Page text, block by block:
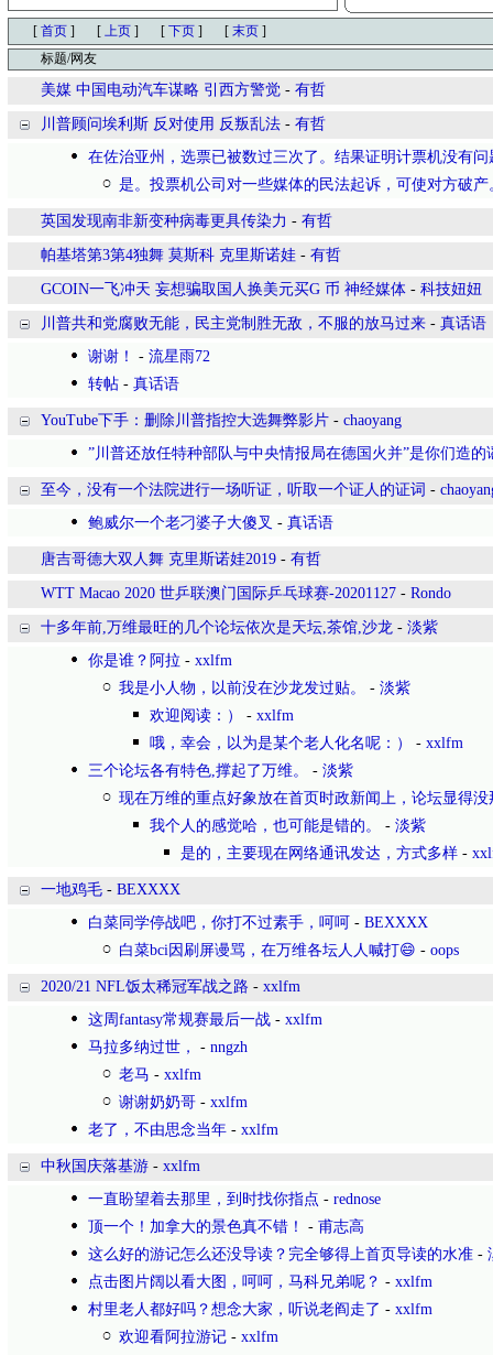
[ 首页 ] [ 上页 ] [ 下页 ] [ 末页 ]
标题/网友
美媒 中国电动汽车谋略 引西方警觉 - 有哲
川普顾问埃利斯 反对使用 反叛乱法 - 有哲
在佐治亚州，选票已被数过三次了。结果证明计票机没有问
是。投票机公司对一些媒体的民法起诉，可使对方破产
英国发现南非新变种病毒更具传染力 - 有哲
帕基塔第3第4独舞 莫斯科 克里斯诺娃 - 有哲
GCOIN一飞冲天 妄想骗取国人换美元买G 币 神经媒体 - 科技妞妞
川普共和党腐败无能，民主党制胜无敌，不服的放马过来 - 真话语
谢谢！
- 流星雨72
转帖 - 真话语
YouTube下手：删除川普指控大选舞弊影片 - chaoyang
”川普还放任特种部队与中央情报局在德国火并”是你们造的
至今，没有一个法院进行一场听证，听取一个证人的证词 -
鲍威尔一个老刁婆子大傻叉 - 真话语
唐吉哥德大双人舞 克里斯诺娃2019 - 有哲
WTT Macao 2020 世乒联澳门国际乒乓球赛-20201127 - Rondo
十多年前,万维最旺的几个论坛依次是天坛,茶馆,沙龙 - 淡紫
你是谁？阿拉 - xxlfm
我是小人物，以前没在沙龙发过贴。
- 淡紫
欢迎阅读：）
- xxlfm
哦，幸会，以为是某个老人化名呢：）
- xxlfm
三个论坛各有特色,撑起了万维。
- 淡紫
现在万维的重点好象放在首页时政新闻上，论坛显得没
我个人的感觉哈，也可能是错的。
- 淡紫
是的，主要现在网络通讯发达，方式多样 -
一地鸡毛 - BEXXXX
白菜同学停战吧，你打不过素手，呵呵 - BEXXXX
白菜bci因刷屏谩骂，在万维各坛人人喊打😄 - oops
2020/21 NFL饭太稀冠军战之路 - xxlfm
这周fantasy常规赛最后一战 - xxlfm
马拉多纳过世，
- nngzh
老马 - xxlfm
谢谢奶奶哥 - xxlfm
老了，不由思念当年 - xxlfm
中秋国庆落基游 - xxlfm
一直盼望着去那里，到时找你指点 - rednose
顶一个！加拿大的景色真不错！
- 甫志高
这么好的游记怎么还没导读？完全够得上首页导读的水准 -
点击图片阔以看大图，呵呵，马科兄弟呢？ - xxlfm
村里老人都好吗？想念大家，听说老阎走了 - xxlfm
欢迎看阿拉游记 - xxlfm